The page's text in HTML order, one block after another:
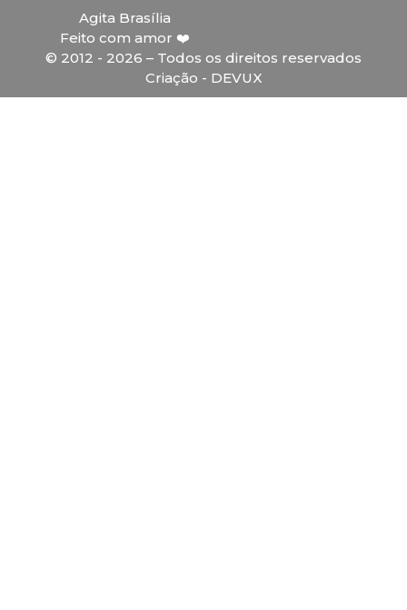
Agita Brasília
Feito com amor ❤️
© 2012 - 2026 – Todos os direitos reservados
Criação - DEVUX